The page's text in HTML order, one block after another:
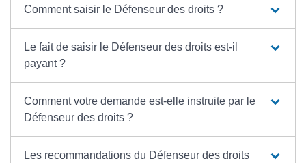
Comment saisir le Défenseur des droits ?
Le fait de saisir le Défenseur des droits est-il
payant ?
Comment votre demande est-elle instruite par le
Défenseur des droits ?
Les recommandations du Défenseur des droits